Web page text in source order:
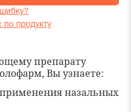
препарату
Вы узнаете:
назальных
по продукту